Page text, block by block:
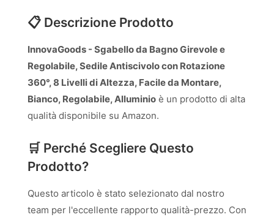
📋 Descrizione Prodotto
InnovaGoods - Sgabello da Bagno Girevole e
Regolabile, Sedile Antiscivolo con Rotazione
360°, 8 Livelli di Altezza, Facile da Montare,
Bianco, Regolabile, Alluminio è un prodotto di alta
qualità disponibile su Amazon.
🛒 Perché Scegliere Questo
Prodotto?
Questo articolo è stato selezionato dal nostro
team per l'eccellente rapporto qualità-prezzo. Con